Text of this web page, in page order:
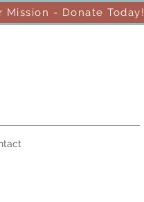
Mission - Donate Today!